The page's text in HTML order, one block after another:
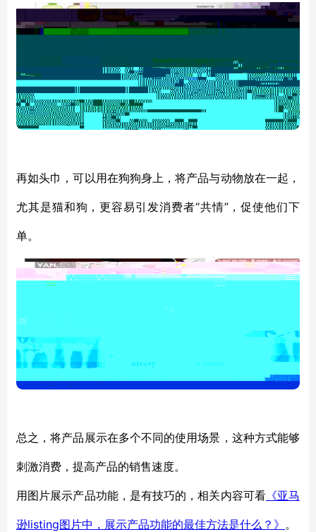
再如头巾，可以用在狗狗身上，将产品与动物放在一起，
尤其是猫和狗，更容易引发消费者“共情”，促使他们下
单。
总之，将产品展示在多个不同的使用场景，这种方式能够
刺激消费，提高产品的销售速度。
用图片展示产品功能，是有技巧的，相关内容可看《亚马
逊listing图片中，展示产品功能的最佳方法是什么？》 。